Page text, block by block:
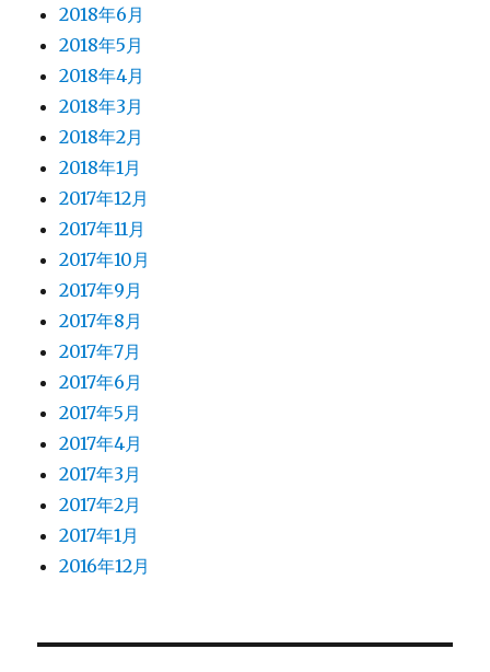
2018年6月
2018年5月
2018年4月
2018年3月
2018年2月
2018年1月
2017年12月
2017年11月
2017年10月
2017年9月
2017年8月
2017年7月
2017年6月
2017年5月
2017年4月
2017年3月
2017年2月
2017年1月
2016年12月